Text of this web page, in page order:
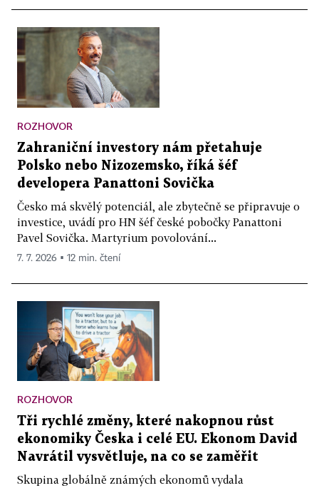
ROZHOVOR
Zahraniční investory nám přetahuje
Polsko nebo Nizozemsko, říká šéf
developera Panattoni Sovička
Česko má skvělý potenciál, ale zbytečně se připravuje o
investice, uvádí pro HN šéf české pobočky Panattoni
Pavel Sovička. Martyrium povolování...
7. 7. 2026 ▪ 12 min. čtení
ROZHOVOR
Tři rychlé změny, které nakopnou růst
ekonomiky Česka i celé EU. Ekonom David
Navrátil vysvětluje, na co se zaměřit
Skupina globálně známých ekonomů vydala